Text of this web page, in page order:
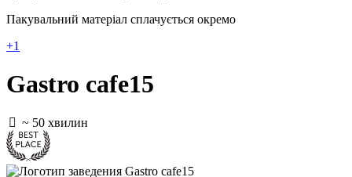
Пакувальний матеріал cплачується окремо
+1
Gastro cafe15
~ 50 хвилин